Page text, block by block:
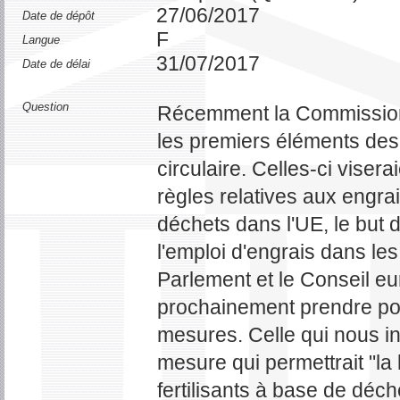
Date de dépôt 27/06/2017
Langue F
Date de délai 31/07/2017
Question
Récemment la
les premiers éléments
circulaire. Celles-ci
règles relatives aux
déchets dans l'UE, le but
l'emploi d'engrais dans
Parlement et le Conseil
prochainement prendre
mesures. Celle qui nous
mesure qui permettrait
fertilisants à base de